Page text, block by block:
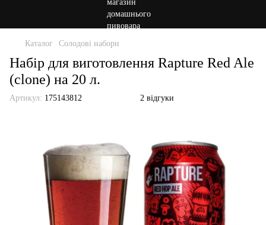
Каталог Солодові набори
Набір для виготовлення Rapture Red Ale
(clone) на 20 л.
Артикул: 175143812 2 відгуки